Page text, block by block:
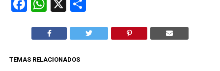
Facebook
WhatsApp
X Compartir
TEMAS RELACIONADOS